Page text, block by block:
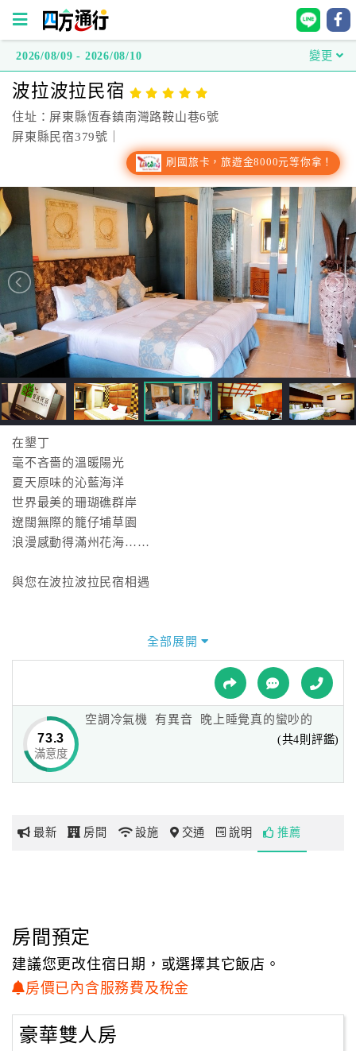
方
通
行
台
灣
訂
房
直
接
跟
飯
店
訂
房
HOT
特
色
宿
球
網
玩
地
圖
顧
務
2026/08/09 - 2026/08/10 變更
波拉波拉民宿
住址：屏東縣恆春鎮南灣路鞍山巷6號
屏東縣民宿379號｜
刷國旅卡，旅遊金8000元等你拿！
在墾丁
毫不吝嗇的溫暖陽光
夏天原味的沁藍海洋
世界最美的珊瑚礁群岸
遼闊無際的籠仔埔草園
浪漫感動得滿州花海……
與您在波拉波拉民宿相遇
全部展開
73.3
滿意度
空調冷氣機 有異音 晚上睡覺真的蠻吵的
(共4則評鑑)
最新 房間 設施 交通 說明 推薦
房間預定
建議您更改住宿日期，或選擇其它飯店。
房價已內含服務費及稅金
豪華雙人房